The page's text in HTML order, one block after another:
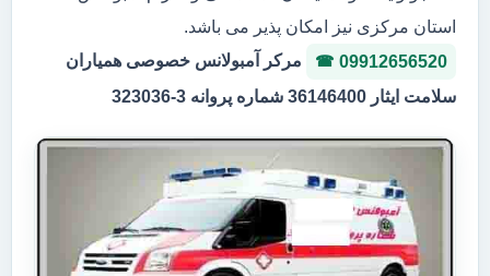
استان مرکزی نیز امکان پذیر می باشد.
09912656520
مرکر آمبولانس خصوصی همیاران
سلامت ایثار 36146400 شماره پروانه 3-323036